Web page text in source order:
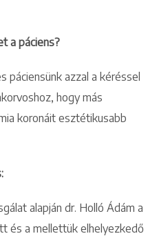
a páciens?
páciensünk azzal a kéréssel
hogy más
koronáit esztétikusabb
alapján dr. Holló Ádám a
és a mellettük elhelyezkedő